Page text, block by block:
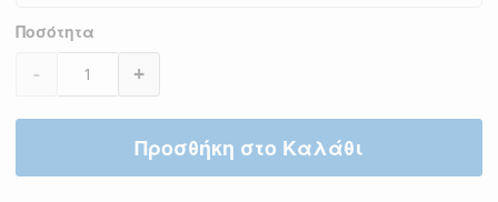
Ποσότητα
- +
Προσθήκη στο Καλάθι